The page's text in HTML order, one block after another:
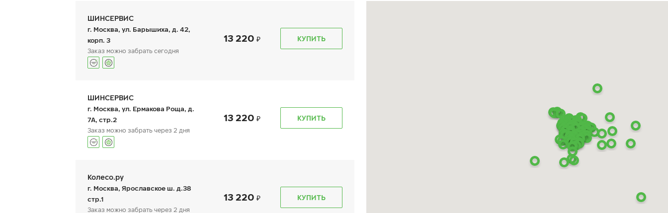
ШИНСЕРВИС
г. Москва, ул. Барышиха, д. 42,
корп. 3
Заказ можно забрать сегодня
вт: 9:00-21:00
ср: 9:00-21:00
чт:
9:00-21:00
пт: 9:00-21:00
сб: 9:00-20:00
вс:
9:00-20:00
13 220 КУПИТЬ
ШИНСЕРВИС
г. Москва, ул. Ермакова Роща, д.
7А, стр.2
Заказ можно забрать через 2 дня
вт: 9:00-21:00
ср: 9:00-21:00
9:00-21:00
пт: 9:00-21:00
сб: 9:00-20:00
13 220 КУПИТЬ
Колесо.ру
г. Москва, Ярославское ш. д.38
стр.1
Заказ можно забрать через 2 дня
13 220 КУПИТЬ